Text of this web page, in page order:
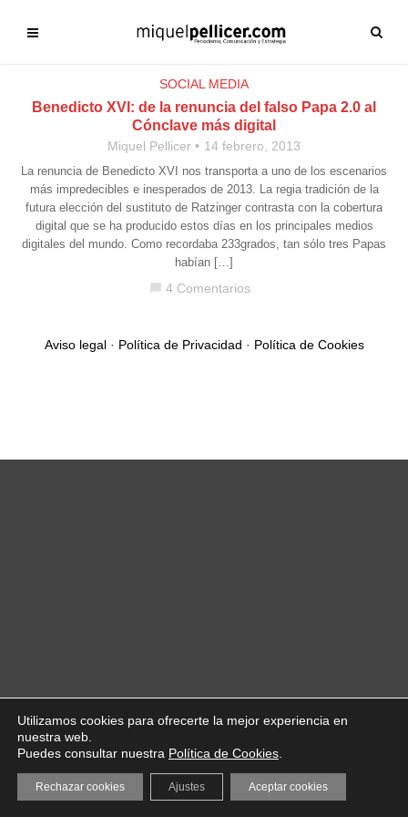
SOCIAL MEDIA
Benedicto XVI: de la renuncia del falso Papa 2.0 al
Cónclave más digital
Miquel Pellicer 14 febrero, 2013
La renuncia de Benedicto XVI nos transporta a uno de los escenarios
más impredecibles e inesperados de 2013. La regia tradición de la
futura elección del sustituto de Ratzinger contrasta con la cobertura
digital que se ha producido estos días en los principales medios
digitales del mundo. Como recordaba 233grados, tan sólo tres Papas
habían […]
chat_bubble 4 Comentarios
Aviso legal· Política de Privacidad · Política de Cookies
Utilizamos cookies para ofrecerte la mejor experiencia en
nuestra web.
Puedes consultar nuestra Política de Cookies
Aceptar cookies
Rechazar cookies Ajustes